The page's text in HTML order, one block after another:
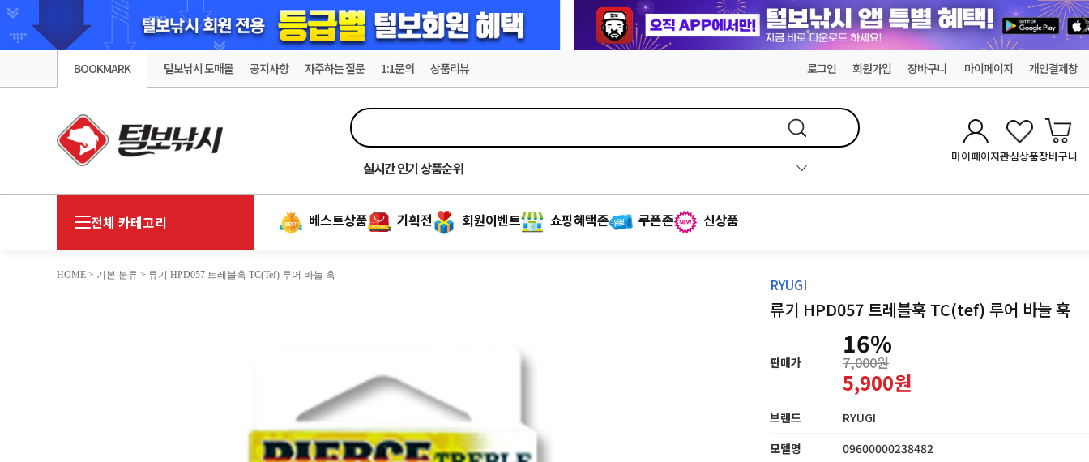
BOOKMARK 털보낚시 도매몰 공지사항 자주하는 질문 1:1문의 상품리뷰 로그인 회원가입 장바구니 마이페이지 개인결제창
실시간인기 상품순위
마이페이지관심상품장바구니
전체 카테고리 베스트상품 기획전 회원이벤트 쇼핑혜택존 쿠폰존 신상품
HOME > 기본 분류 > 류기 HPD057 트레블훅 TC(tef) 루어 바늘 훅 RYUGI
류기 HPD057 트레블훅 TC(tef) 루어 바늘 훅
판매가
16%
7,000원
5,900원
브랜드
RYUGI
모델명
09600000238482